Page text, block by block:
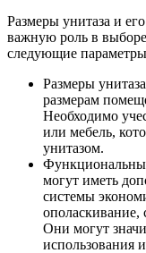
Размеры унитаза и
важную роль в
следующие
Размеры
размерам
Необходимо
или мебель,
унитазом.
могут иметь
системы
ополаскивание,
Они могут
использования